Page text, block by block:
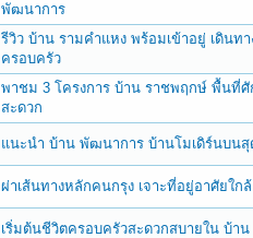
พัฒนาการ
รีวิว บ้าน รามคำแหง พร้อมเข้าอยู่ เดินท
ครอบครัว
พาชม 3 โครงการ บ้าน ราชพฤกษ์ พื้นที่
สะดวก
แนะนำ บ้าน พัฒนาการ บ้านโมเดิร์นบน
ผ่าเส้นทางหลักคนกรุง เจาะที่อยู่อาศัยใก
เริ่มต้นชีวิตครอบครัวสะดวกสบายใน บ้า